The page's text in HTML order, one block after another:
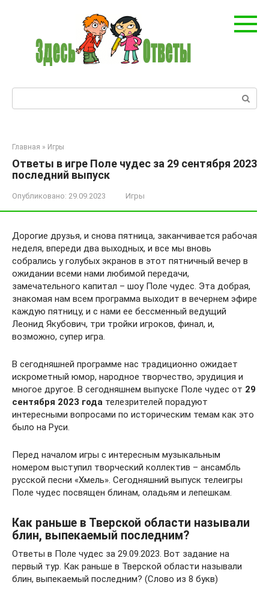
Поиск:
Главная » Игры
Ответы в игре Поле чудес за 29 сентября 2023
последний выпуск
Опубликовано: 29.09.2023 Игры
Дорогие друзья, и снова пятница, заканчивается рабочая
неделя, впереди два выходных, и все мы вновь
собрались у голубых экранов в этот пятничный вечер в
ожидании всеми нами любимой передачи,
замечательного капитал – шоу Поле чудес. Эта добрая,
знакомая нам всем программа выходит в вечернем эфире
каждую пятницу, и с нами ее бессменный ведущий
Леонид Якубович, три тройки игроков, финал, и,
возможно, супер игра.
В сегодняшней программе нас традиционно ожидает
искрометный юмор, народное творчество, эрудиция и
многое другое. В сегодняшнем выпуске Поле чудес от 29
сентября 2023 года телезрителей порадуют
интересными вопросами по историческим темам как это
было на Руси.
Перед началом игры с интересным музыкальным
номером выступил творческий коллектив – ансамбль
русской песни «Хмель». Сегодняшний выпуск телеигры
Поле чудес посвящен блинам, оладьям и лепешкам.
Как раньше в Тверской области называли
блин, выпекаемый последним?
Ответы в Поле чудес за 29.09.2023. Вот задание на
первый тур. Как раньше в Тверской области называли
блин, выпекаемый последним? (Слово из 8 букв)